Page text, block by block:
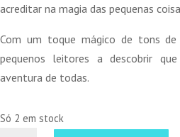
acreditar na magia das pequenas
Com um toque mágico de tons
pequenos leitores a descobrir
aventura de todas.
Só 2 em stock